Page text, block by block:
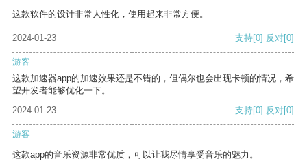
这款软件的设计非常人性化，使用起来非常方便。
2024-01-23 支持[0] 反对[0]
游客
这款加速器app的加速效果还是不错的，但偶尔也会出现卡顿的情况，希
望开发者能够优化一下。
2024-01-23
支持[0] 反对[0]
游客
这款app的音乐资源非常优质，可以让我尽情享受音乐的魅力。